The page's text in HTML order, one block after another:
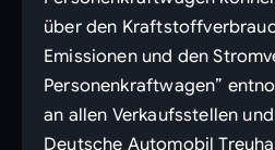
über den
Emissionen und den
Personenkraftwagen”
an allen Verkaufsstellen
Deutsche Automobil